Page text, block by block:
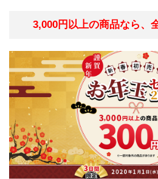
3,000円以上の商品なら、